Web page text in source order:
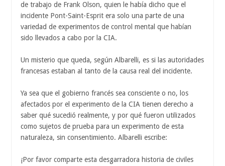
de trabajo de Frank Olson, quien le había dicho que el
incidente Pont-Saint-Esprit era solo una parte de una
variedad de experimentos de control mental que habían
sido llevados a cabo por la CIA.
Un misterio que queda, según Albarelli, es si las autoridades
francesas estaban al tanto de la causa real del incidente.
Ya sea que el gobierno francés sea consciente o no, los
afectados por el experimento de la CIA tienen derecho a
saber qué sucedió realmente, y por qué fueron utilizados
como sujetos de prueba para un experimento de esta
naturaleza, sin consentimiento. Albarelli escribe:
¡Por favor comparte esta desgarradora historia de civiles